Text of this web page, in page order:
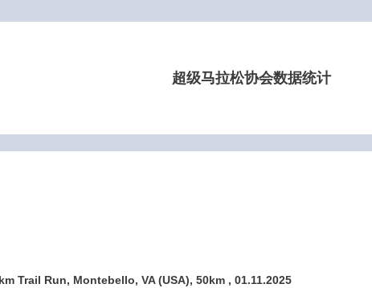
超级马拉松协会数据统计
Trail Run, Montebello, VA (USA), 50km , 01.11.2025